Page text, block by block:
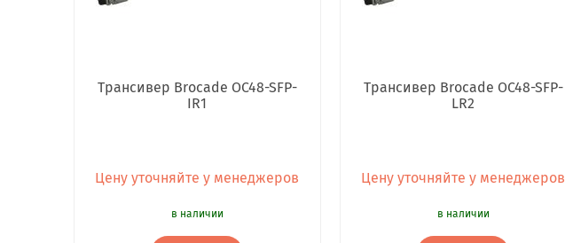
Трансивер Brocade OC48-SFP-
IR1
Цену уточняйте у менеджеров
в наличии
Трансивер Brocade OC48-SFP-
LR2
Цену уточняйте у менеджеров
в наличии